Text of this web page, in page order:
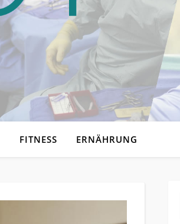
FITNESS ERNÄHRUNG